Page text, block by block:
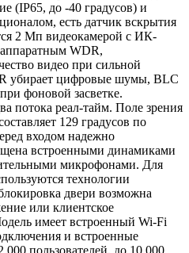
(IP65, до -40 градусов) и
есть датчик вскрытия
2 Мп видеокамерой с ИК-
WDR,
видео при сильной
убирает цифровые шумы, BLC
фоновой засветке.
потока реал-тайм. Поле зрения
129 градусов по
входом надежно
встроенными динамиками
микрофонами. Для
технологии
двери возможна
или клиентское
имеет встроенный Wi-Fi
и встроенные
пользователей, до 10 000